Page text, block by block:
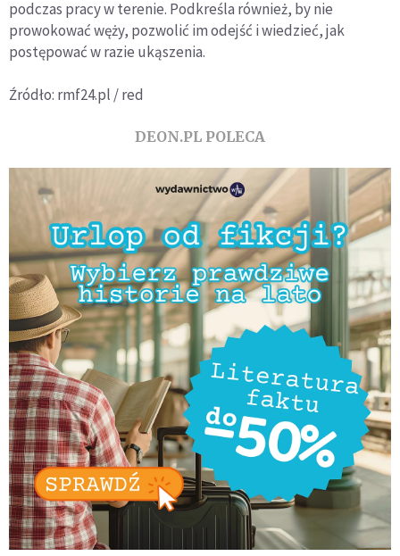
podczas pracy w terenie. Podkreśla również, by nie
prowokować węży, pozwolić im odejść i wiedzieć, jak
postępować w razie ukąszenia.
Źródło: rmf24.pl / red
DEON.PL POLECA